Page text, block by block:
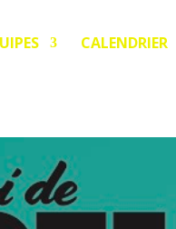
CALENDRIER